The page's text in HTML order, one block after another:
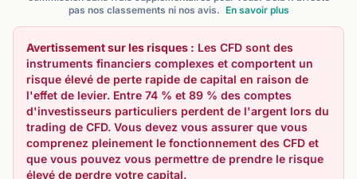
pas nos classements ni nos avis. En savoir plus
Avertissement sur les risques : Les CFD sont des
instruments financiers complexes et comportent un
risque élevé de perte rapide de capital en raison de
l'effet de levier. Entre 74 % et 89 % des comptes
d'investisseurs particuliers perdent de l'argent lors du
trading de CFD. Vous devez vous assurer que vous
comprenez pleinement le fonctionnement des CFD et
que vous pouvez vous permettre de prendre le risque
élevé de perdre votre capital.